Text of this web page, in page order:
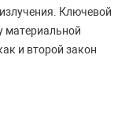
Ключевой
материальной
и второй закон